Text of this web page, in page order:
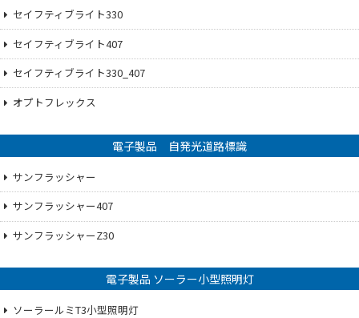
セイフティブライト330
セイフティブライト407
セイフティブライト330_407
オプトフレックス
電子製品 自発光道路標識
サンフラッシャー
サンフラッシャー407
サンフラッシャーZ30
電子製品 ソーラー小型照明灯
ソーラールミT3小型照明灯